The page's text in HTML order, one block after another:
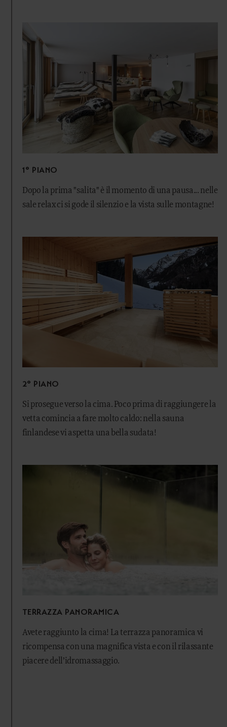
1° PIANO
Dopo la prima "salita" è il momento di una pausa... nelle
sale relax ci si gode il silenzio e la vista sulle montagne!
2° PIANO
Si prosegue verso la cima. Poco prima di raggiungere la
vetta comincia a fare molto caldo: nella sauna
finlandese vi aspetta una bella sudata!
TERRAZZA PANORAMICA
Avete raggiunto la cima! La terrazza panoramica vi
ricompensa con una magnifica vista e con il rilassante
piacere dell’idromassaggio.